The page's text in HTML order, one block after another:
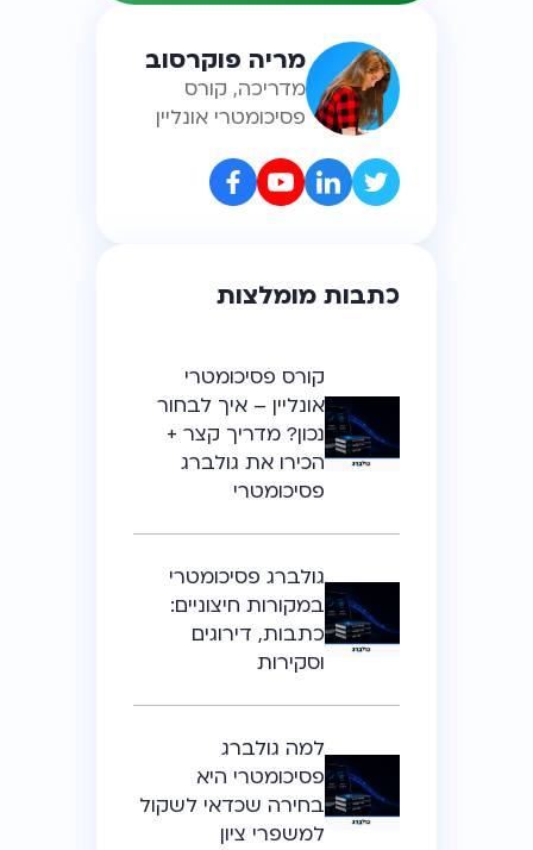
מריה פוקרסוב
מדריכה, קורס
פסיכומטרי אונליין
כתבות מומלצות
קורס פסיכומטרי
אונליין – איך לבחור
נכון? מדריך קצר +
הכירו את גולברג
פסיכומטרי
גולברג פסיכומטרי
במקורות חיצוניים:
כתבות, דירוגים
וסקירות
למה גולברג
פסיכומטרי היא
בחירה שכדאי לשקול
למשפרי ציון